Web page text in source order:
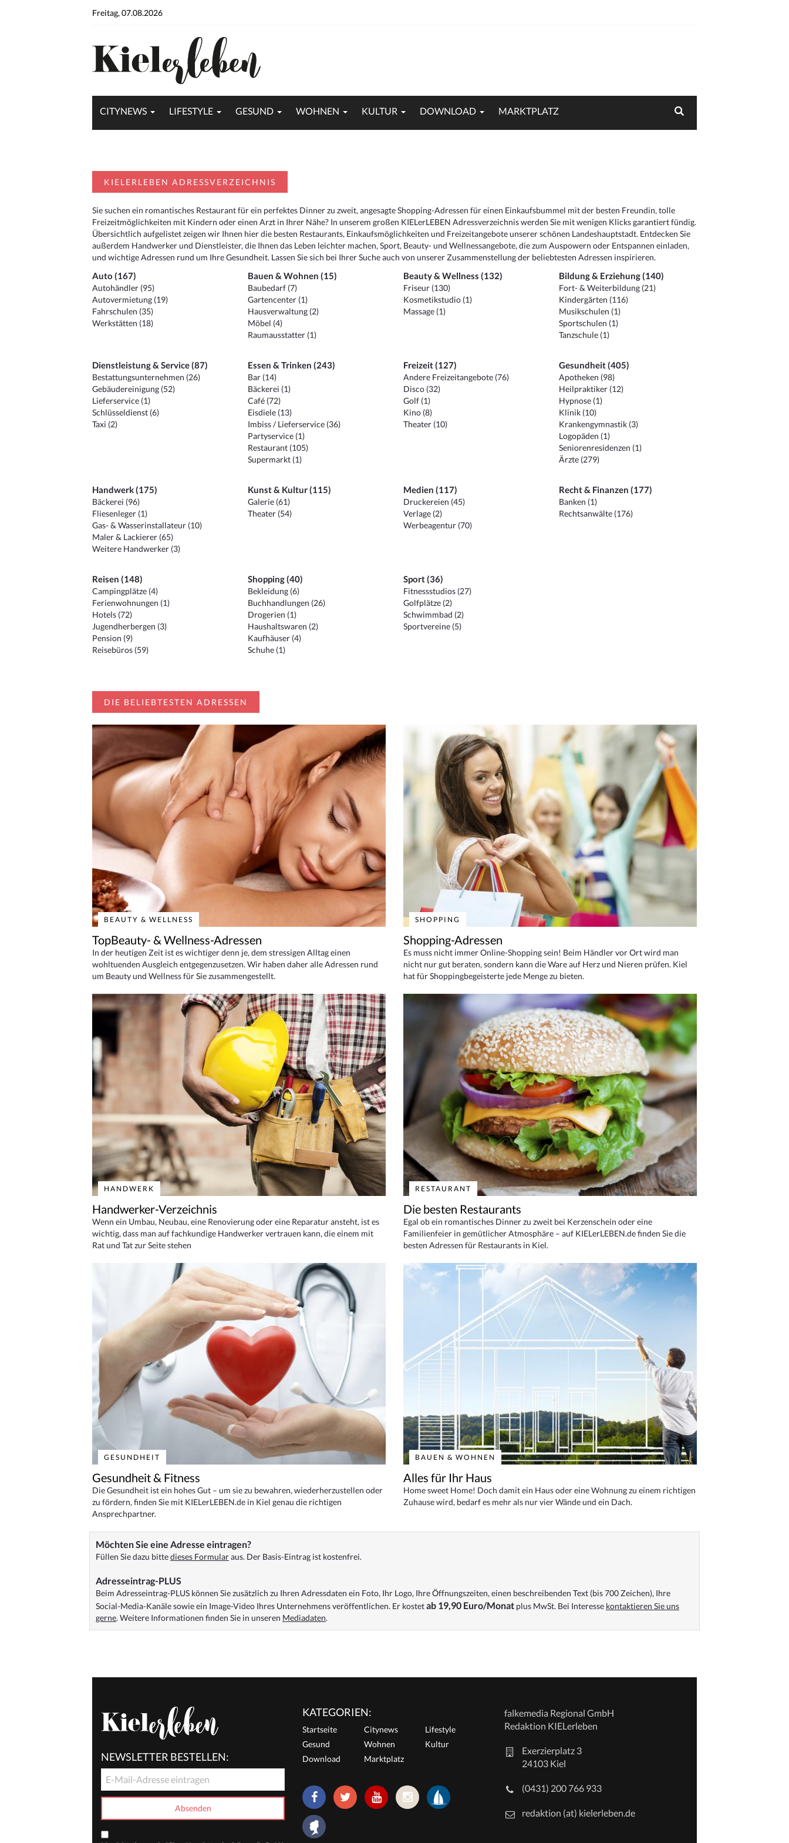
Freitag, 07.08.2026
CITYNEWS LIFESTYLE GESUND WOHNEN KULTUR DOWNLOAD MARKTPLATZ
KIELERLEBEN ADRESSVERZEICHNIS
Sie suchen ein romantisches Restaurant für ein perfektes Dinner zu zweit, angesagte Shopping-Adressen für einen Einkaufsbummel mit der besten Freundin, tolle
Freizeitmöglichkeiten mit Kindern oder einen Arzt in Ihrer Nähe? In unserem großen KIELerLEBEN Adressverzeichnis werden Sie mit wenigen Klicks garantiert fündig.
Übersichtlich aufgelistet zeigen wir Ihnen hier die besten Restaurants, Einkaufsmöglichkeiten und Freizeitangebote unserer schönen Landeshauptstadt. Entdecken Sie
außerdem Handwerker und Dienstleister, die Ihnen das Leben leichter machen, Sport, Beauty- und Wellnessangebote, die zum Auspowern oder Entspannen einladen,
und wichtige Adressen rund um Ihre Gesundheit. Lassen Sie sich bei Ihrer Suche auch von unserer Zusammenstellung der beliebtesten Adressen inspirieren.
Auto (167)
Autohändler (95)
Autovermietung (19)
Fahrschulen (35)
Werkstätten (18)
Bauen & Wohnen (15)
Baubedarf (7)
Gartencenter (1)
Hausverwaltung (2)
Möbel (4)
Raumausstatter (1)
Beauty & Wellness (132)
Friseur (130)
Kosmetikstudio (1)
Massage (1)
Bildung & Erziehung (140)
Fort- & Weiterbildung (21)
Kindergärten (116)
Musikschulen (1)
Sportschulen (1)
Tanzschule (1)
Dienstleistung & Service (87)
Bestattungsunternehmen (26)
Gebäudereinigung (52)
Lieferservice (1)
Schlüsseldienst (6)
Taxi (2)
Essen & Trinken (243)
Bar (14)
Bäckerei (1)
Café (72)
Eisdiele (13)
Imbiss / Lieferservice (36)
Partyservice (1)
Restaurant (105)
Supermarkt (1)
Freizeit (127)
Andere Freizeitangebote (76)
Disco (32)
Golf (1)
Kino (8)
Theater (10)
Gesundheit (405)
Apotheken (98)
Heilpraktiker (12)
Hypnose (1)
Klinik (10)
Krankengymnastik (3)
Logopäden (1)
Seniorenresidenzen (1)
Ärzte (279)
Handwerk (175)
Bäckerei (96)
Fliesenleger (1)
Gas- & Wasserinstallateur (10)
Maler & Lackierer (65)
Weitere Handwerker (3)
Kunst & Kultur (115)
Galerie (61)
Theater (54)
Medien (117)
Druckereien (45)
Verlage (2)
Werbeagentur (70)
Recht & Finanzen (177)
Banken (1)
Rechtsanwälte (176)
Reisen (148)
Campingplätze (4)
Ferienwohnungen (1)
Hotels (72)
Jugendherbergen (3)
Pension (9)
Reisebüros (59)
Shopping (40)
Bekleidung (6)
Buchhandlungen (26)
Drogerien (1)
Haushaltswaren (2)
Kaufhäuser (4)
Schuhe (1)
Sport (36)
Fitnessstudios (27)
Golfplätze (2)
Schwimmbad (2)
Sportvereine (5)
DIE BELIEBTESTEN ADRESSEN
BEAUTY & WELLNESS
TopBeauty- & Wellness-Adressen
In der heutigen Zeit ist es wichtiger denn je, dem stressigen Alltag einen
wohltuenden Ausgleich entgegenzusetzen. Wir haben daher alle Adressen rund
um Beauty und Wellness für Sie zusammengestellt.
SHOPPING
Shopping-Adressen
Es muss nicht immer Online-Shopping sein! Beim Händler vor Ort wird man
nicht nur gut beraten, sondern kann die Ware auf Herz und Nieren prüfen. Kiel
hat für Shoppingbegeisterte jede Menge zu bieten.
HANDWERK
Handwerker-Verzeichnis
Wenn ein Umbau, Neubau, eine Renovierung oder eine Reparatur ansteht, ist es
wichtig, dass man auf fachkundige Handwerker vertrauen kann, die einem mit
Rat und Tat zur Seite stehen
RESTAURANT
Die besten Restaurants
Egal ob ein romantisches Dinner zu zweit bei Kerzenschein oder eine
Familienfeier in gemütlicher Atmosphäre – auf KIELerLEBEN.de finden Sie die
besten Adressen für Restaurants in Kiel.
GESUNDHEIT
Gesundheit & Fitness
Die Gesundheit ist ein hohes Gut – um sie zu bewahren, wiederherzustellen oder
zu fördern, finden Sie mit KIELerLEBEN.de in Kiel genau die richtigen
Ansprechpartner.
BAUEN & WOHNEN
Alles für Ihr Haus
Home sweet Home! Doch damit ein Haus oder eine Wohnung zu einem richtigen
Zuhause wird, bedarf es mehr als nur vier Wände und ein Dach.
Möchten Sie eine Adresse eintragen?
Füllen Sie dazu bittedieses Formularaus. Der Basis-Eintrag ist kostenfrei.
Adresseintrag-PLUS
Beim Adresseintrag-PLUS können Sie zusätzlich zu Ihren Adressdaten ein Foto, Ihr Logo, Ihre Öffnungszeiten, einen beschreibenden Text (bis 700 Zeichen), Ihre
Social-Media-Kanäle sowie ein Image-Video Ihres Unternehmens veröffentlichen. Er kostetab 19,90 Euro/Monat plus MwSt. Bei Interesse kontaktieren Sie uns
gerne. Weitere Informationen finden Sie in unseren Mediadaten.
NEWSLETTER BESTELLEN:
KATEGORIEN:
Startseite Citynews
Lifestyle
Gesund
Wohnen
Kultur
Download
Marktplatz
falkemedia Regional GmbH
Redaktion KIELerleben
Exerzierplatz 3
24103 Kiel
(0431) 200 766 933
redaktion (at) kielerleben.de